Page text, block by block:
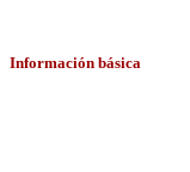
Información básica